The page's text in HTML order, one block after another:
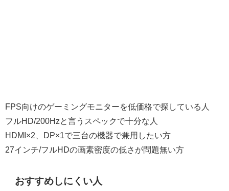
FPS向けのゲーミングモニターを低価格で探している人
フルHD/200Hzと言うスペックで十分な人
HDMI×2、DP×1で三台の機器で兼用したい方
27インチ/フルHDの画素密度の低さが問題無い方
おすすめしにくい人